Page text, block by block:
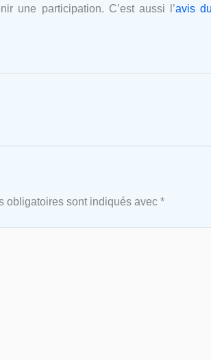
une participation. C’est aussi l’avis
obligatoires sont indiqués avec *